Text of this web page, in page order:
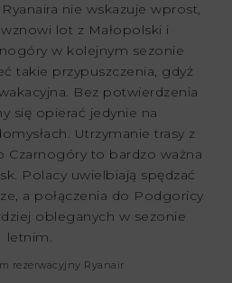
nie wskazuje wprost,
lot z Małopolski i
w kolejnym sezonie
takie przypuszczenia, gdyż
Bez potwierdzenia
się opierać jedynie na
Utrzymanie trasy z
Czarnogóry to bardzo ważna
Polacy uwielbiają spędzać
a połączenia do Podgoricy
obleganych w sezonie
letnim.
rezerwacyjny Ryanair